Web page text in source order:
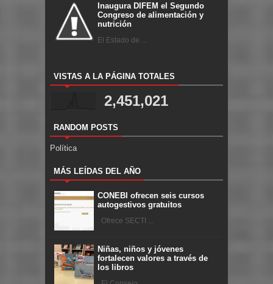
Inaugura DIFEM el Segundo
Congreso de alimentación y
nutrición
El Estado de ...
VISTAS A LA PÁGINA TOTALES
2,451,021
RANDOM POSTS
Política
MÁS LEÍDAS DEL AÑO
CONEBI ofrecen seis cursos
autogestivos gratuitos
Ofrece SECTI ...
Niñas, niños y jóvenes
fortalecen valores a través de
los libros